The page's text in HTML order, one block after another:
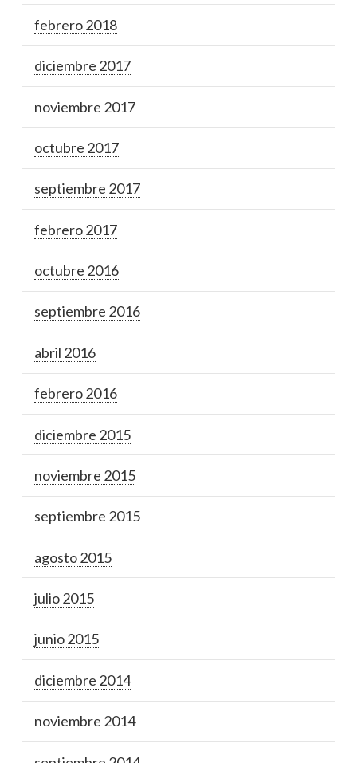
febrero 2018
diciembre 2017
noviembre 2017
octubre 2017
septiembre 2017
febrero 2017
octubre 2016
septiembre 2016
abril 2016
febrero 2016
diciembre 2015
noviembre 2015
septiembre 2015
agosto 2015
julio 2015
junio 2015
diciembre 2014
noviembre 2014